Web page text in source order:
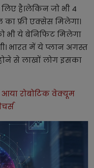
है।लेकिन जो भी 4
फ्री एक्सेस मिलेगा।
भी ये बेनिफिट मिलेगा
भारत में ये प्लान अगस्त
से लाखों लोग इसका
रोबोटिक वेक्यूम